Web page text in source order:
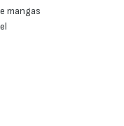
mangas